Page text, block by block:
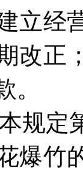
立经
改正
。
规定
爆竹